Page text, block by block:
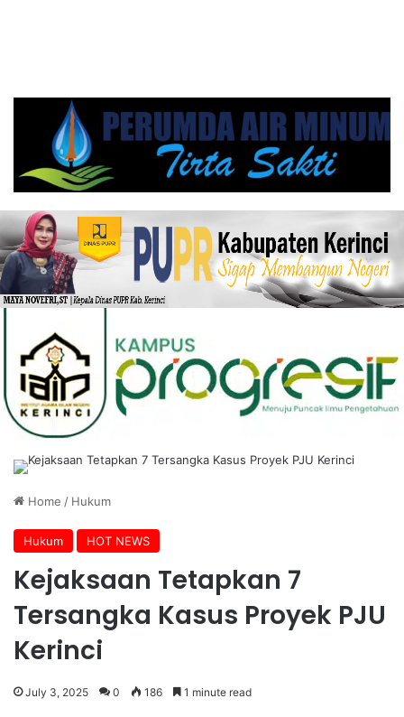
Home / Hukum
Hukum HOT NEWS
Kejaksaan Tetapkan 7
Tersangka Kasus Proyek PJU
Kerinci
July 3, 2025 0 186 1 minute read